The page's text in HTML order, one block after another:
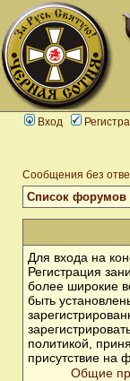
Вход
Сообщения без
Список форумов
Для входа на
Регистрация
более широкие
быть
политикой,
присутствие на
Общие